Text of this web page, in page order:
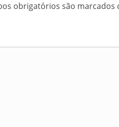
obrigatórios são marcados